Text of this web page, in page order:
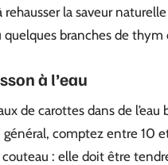
rehausser la saveur
branches de thym
à l’eau
de carottes dans de
général, comptez entre 10
couteau : elle doit être